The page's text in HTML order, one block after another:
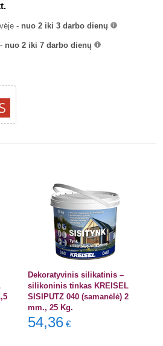
- nuo 2 iki 3 darbo dienų
nuo 2 iki 7 darbo dienų
Dekoratyvinis silikatinis –
silikoninis tinkas KREISEL
SISIPUTZ 040 (samanėlė) 2
mm., 25 Kg.
54,36 €